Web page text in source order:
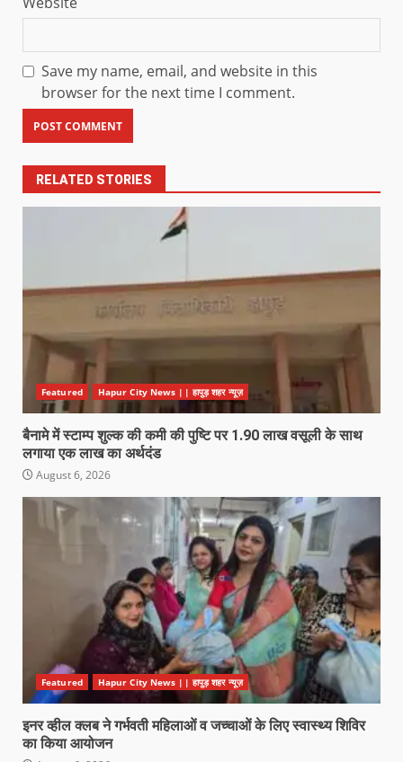
Save my name, email, and website in this
browser for the next time I comment.
RELATED STORIES
Featured Hapur City News || हापुड़ शहर न्यूज़
बैनामे में स्टाम्प शुल्क की कमी की पुष्टि पर 1.90 लाख वसूली के साथ
लगाया एक लाख का अर्थदंड
August 6, 2026
Featured Hapur City News || हापुड़ शहर न्यूज़
इनर व्हील क्लब ने गर्भवती महिलाओं व जच्चाओं के लिए स्वास्थ्य शिविर
का किया आयोजन